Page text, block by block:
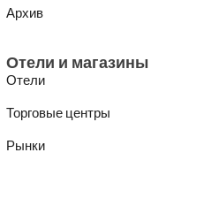
Архив
Отели и магазины
Отели
Торговые центры
Рынки